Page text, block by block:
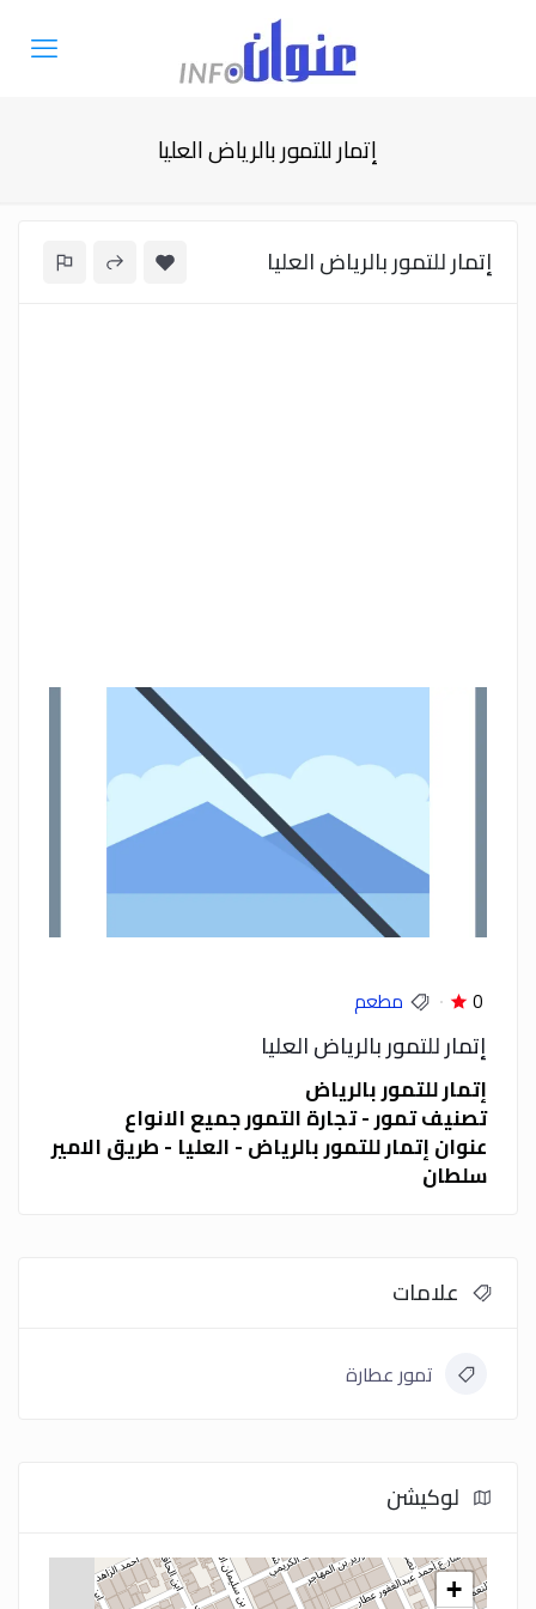
إتمار للتمور بالرياض العليا
إتمار للتمور بالرياض العليا
0 مطعم
إتمار للتمور بالرياض العليا
إتمار للتمور بالرياض
تصنيف تمور - تجارة التمور جميع الانواع
عنوان إتمار للتمور بالرياض - العليا - طريق الامير
سلطان
علامات
تمور عطارة
لوكيشن
+